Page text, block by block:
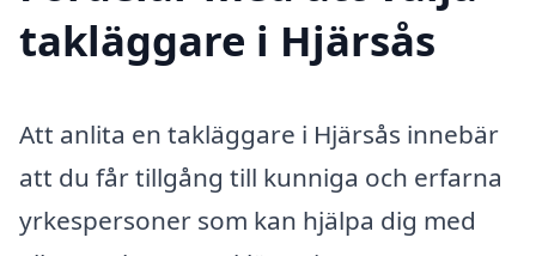
takläggare i Hjärsås
Att anlita en takläggare i Hjärsås innebär
att du får tillgång till kunniga och erfarna
yrkespersoner som kan hjälpa dig med